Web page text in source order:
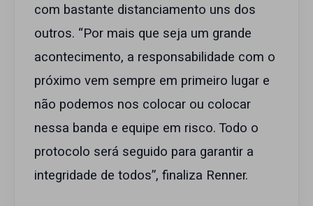
com bastante distanciamento uns dos
outros. “Por mais que seja um grande
acontecimento, a responsabilidade com o
próximo vem sempre em primeiro lugar e
não podemos nos colocar ou colocar
nessa banda e equipe em risco. Todo o
protocolo será seguido para garantir a
integridade de todos”, finaliza Renner.